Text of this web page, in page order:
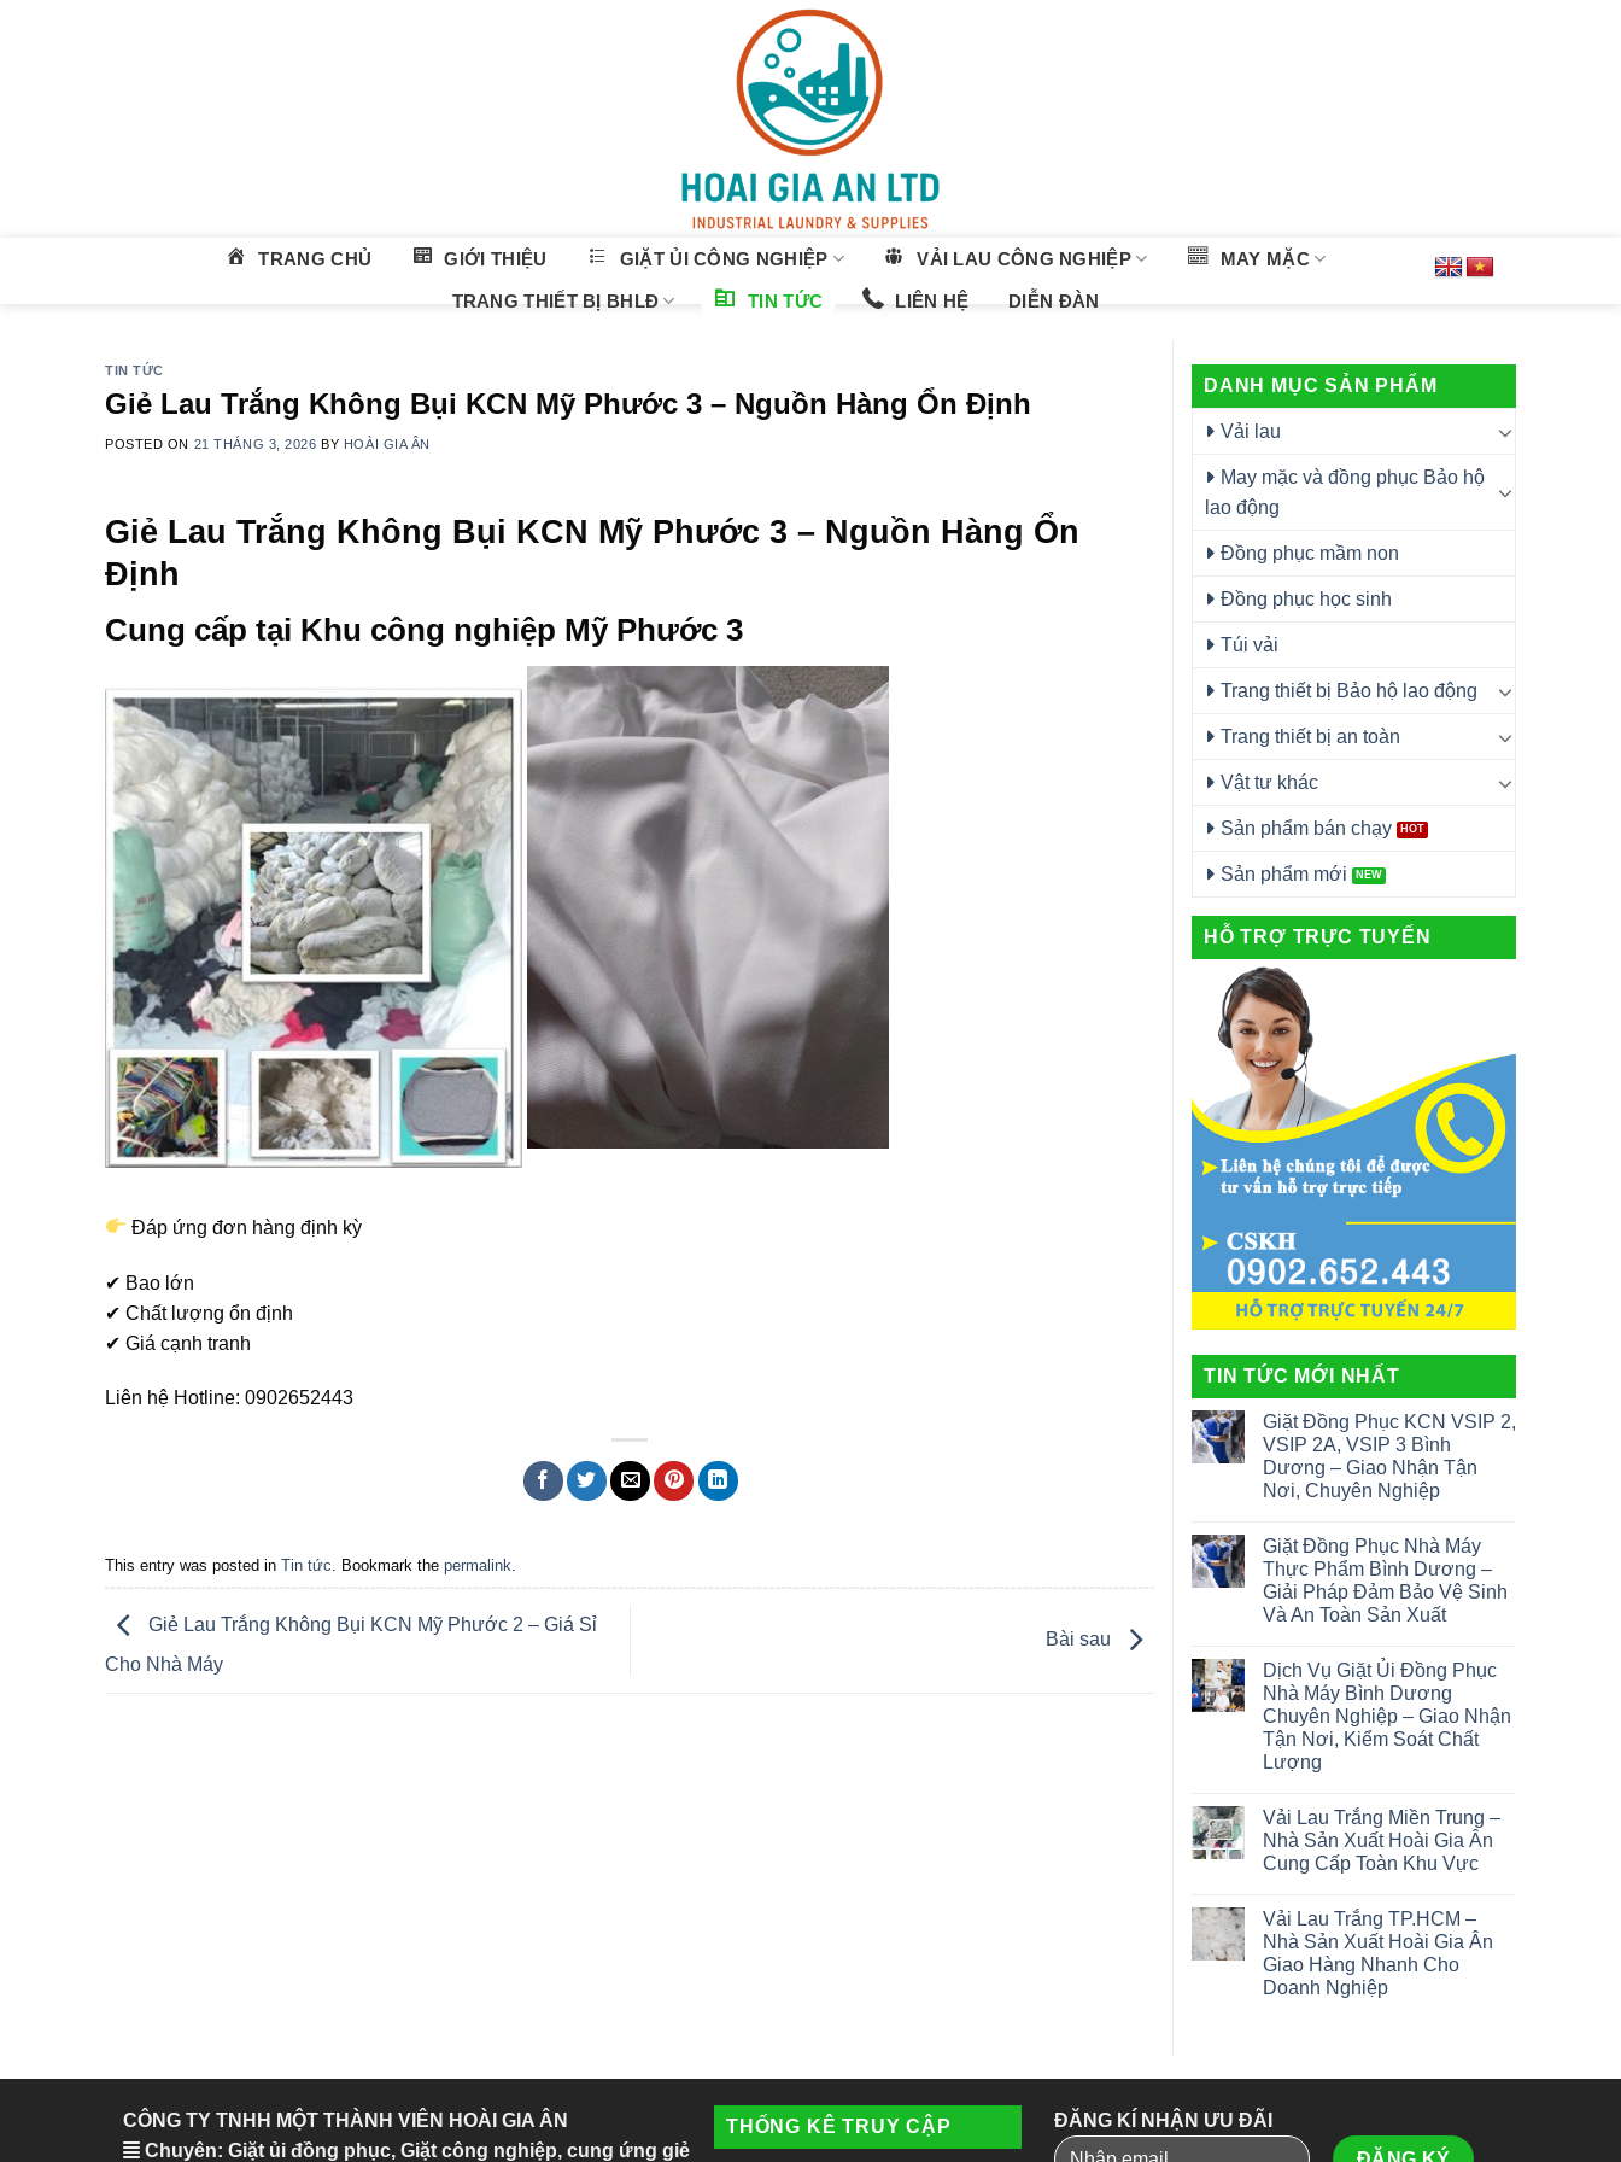
TRANG CHỦ GIỚI THIỆU GIẶT ỦI CÔNG NGHIỆP VẢI LAU CÔNG NGHIỆP MAY MẶC
TRANG THIẾT BỊ BHLĐ TIN TỨC LIÊN HỆ DIỄN ĐÀN
TIN TỨC
Giẻ Lau Trắng Không Bụi KCN Mỹ Phước 3 – Nguồn Hàng Ổn Định
POSTED ON 21 THÁNG 3, 2026 BY HOÀI GIA ÂN
Giẻ Lau Trắng Không Bụi KCN Mỹ Phước 3 – Nguồn Hàng Ổn
Định
Cung cấp tại Khu công nghiệp Mỹ Phước 3
Đáp ứng đơn hàng định kỳ
✔ Bao lớn
✔ Chất lượng ổn định
✔ Giá cạnh tranh
Liên hệ Hotline: 0902652443
This entry was posted in Tin tức . Bookmark the permalink
Giẻ Lau Trắng Không Bụi KCN Mỹ Phước 2 – Giá Sỉ
Cho Nhà Máy
Bài sau
DANH MỤC SẢN PHẨM
Vải lau
May mặc và đồng phục Bảo hộ
lao động
Đồng phục mầm non
Đồng phục học sinh
Túi vải
Trang thiết bị Bảo hộ lao động
Trang thiết bị an toàn
Vật tư khác
Sản phẩm bán chạy
Sản phẩm mới
HỖ TRỢ TRỰC TUYẾN
TIN TỨC MỚI NHẤT
Giặt Đồng Phục KCN VSIP 2,
VSIP 2A, VSIP 3 Bình
Dương – Giao Nhận Tận
Nơi, Chuyên Nghiệp
Giặt Đồng Phục Nhà Máy
Thực Phẩm Bình Dương –
Giải Pháp Đảm Bảo Vệ Sinh
Và An Toàn Sản Xuất
Dịch Vụ Giặt Ủi Đồng Phục
Nhà Máy Bình Dương
Chuyên Nghiệp – Giao Nhận
Tận Nơi, Kiểm Soát Chất
Lượng
Vải Lau Trắng Miền Trung –
Nhà Sản Xuất Hoài Gia Ân
Cung Cấp Toàn Khu Vực
Vải Lau Trắng TP.HCM –
Nhà Sản Xuất Hoài Gia Ân
Giao Hàng Nhanh Cho
Doanh Nghiệp
CÔNG TY TNHH MỘT THÀNH VIÊN HOÀI GIA ÂN
Chuyên: Giặt ủi đồng phục, Giặt công nghiệp, cung ứng giẻ
THỐNG KÊ TRUY CẬP ĐĂNG KÍ NHẬN ƯU ĐÃI